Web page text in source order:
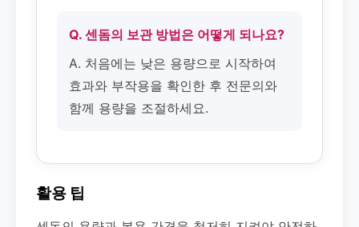
Q. 센돔의 보관 방법은 어떻게 되나요?
A. 처음에는 낮은 용량으로 시작하여
효과와 부작용을 확인한 후 전문의와
함께 용량을 조절하세요.
활용 팁